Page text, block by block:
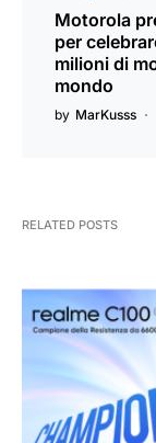
Motorola
per
milioni di
mondo
by MarKusss
RELATED POSTS